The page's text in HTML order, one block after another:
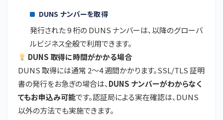
DUNS ナンバーを取得
発行された 9 桁の DUNS ナンバーは、以降のグローバ
ルビジネス全般で利用できます。
DUNS 取得に時間がかかる場合
DUNS 取得には通常 2〜4 週間かかります。SSL/TLS 証明
書の発行をお急ぎの場合は、 DUNS ナンバーがわからなく
てもお申込み可能です。認証局による実在確認は、DUNS
以外の方法でも実施できます。